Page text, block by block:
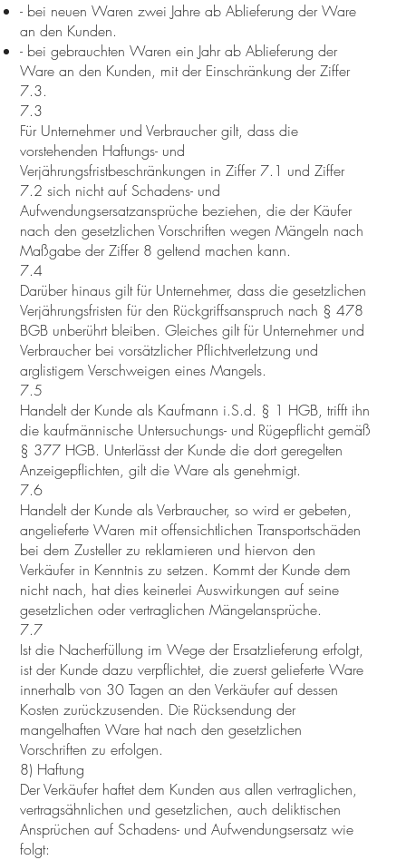
- bei neuen Waren zwei Jahre ab Ablieferung der Ware
an den Kunden.
- bei gebrauchten Waren ein Jahr ab Ablieferung der
Ware an den Kunden, mit der Einschränkung der Ziffer
7.3.
7.3
Für Unternehmer und Verbraucher gilt, dass die
vorstehenden Haftungs- und
Verjährungsfristbeschränkungen in Ziffer 7.1 und Ziffer
7.2 sich nicht auf Schadens- und
Aufwendungsersatzansprüche beziehen, die der Käufer
nach den gesetzlichen Vorschriften wegen Mängeln nach
Maßgabe der Ziffer 8 geltend machen kann.
7.4
Darüber hinaus gilt für Unternehmer, dass die gesetzlichen
Verjährungsfristen für den Rückgriffsanspruch nach § 478
BGB unberührt bleiben. Gleiches gilt für Unternehmer und
Verbraucher bei vorsätzlicher Pflichtverletzung und
arglistigem Verschweigen eines Mangels.
7.5
Handelt der Kunde als Kaufmann i.S.d. § 1 HGB, trifft ihn
die kaufmännische Untersuchungs- und Rügepflicht gemäß
§ 377 HGB. Unterlässt der Kunde die dort geregelten
Anzeigepflichten, gilt die Ware als genehmigt.
7.6
Handelt der Kunde als Verbraucher, so wird er gebeten,
angelieferte Waren mit offensichtlichen Transportschäden
bei dem Zusteller zu reklamieren und hiervon den
Verkäufer in Kenntnis zu setzen. Kommt der Kunde dem
nicht nach, hat dies keinerlei Auswirkungen auf seine
gesetzlichen oder vertraglichen Mängelansprüche.
7.7
Ist die Nacherfüllung im Wege der Ersatzlieferung erfolgt,
ist der Kunde dazu verpflichtet, die zuerst gelieferte Ware
innerhalb von 30 Tagen an den Verkäufer auf dessen
Kosten zurückzusenden. Die Rücksendung der
mangelhaften Ware hat nach den gesetzlichen
Vorschriften zu erfolgen.
8) Haftung
Der Verkäufer haftet dem Kunden aus allen vertraglichen,
vertragsähnlichen und gesetzlichen, auch deliktischen
Ansprüchen auf Schadens- und Aufwendungsersatz wie
folgt: